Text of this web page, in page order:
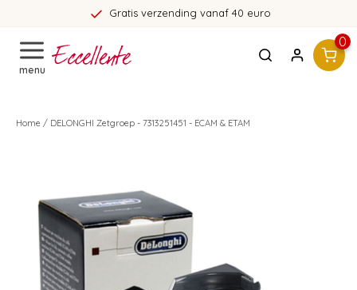
vanaf 40 euro
menu
0
Home / DELONGHI Zetgroep - 7313251451 - ECAM & ETAM